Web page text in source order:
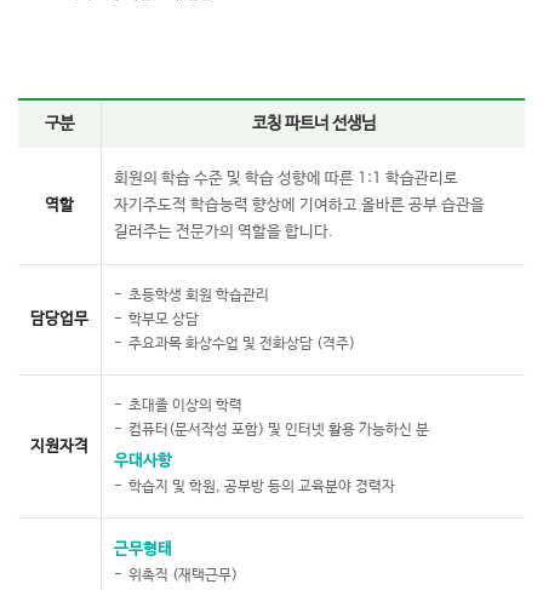
구분 코칭 파트너 선생님
역할
회원의 학습 수준 및 학습 성향에 따른 1:1 학습관리로
자기주도적 학습능력 향상에 기여하고 올바른 공부 습관을
길러주는 전문가의 역할을 합니다.
담당업무
초등학생 회원 학습관리
학부모 상담
주요과목 화상수업 및 전화상담 (격주)
지원자격
초대졸 이상의 학력
컴퓨터(문서작성 포함) 및 인터넷 활용 가능하신 분
우대사항
학습지 및 학원, 공부방 등의 교육분야 경력자
근무형태
위촉직 (재택근무)